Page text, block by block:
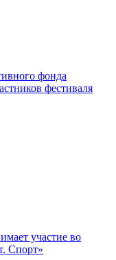
фонда
фестиваля
участие во
Спорт»